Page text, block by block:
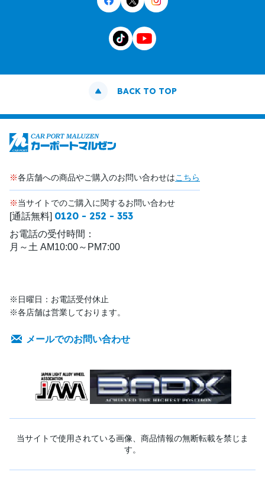
BACK TO TOP
※各店舗への商品やご購入のお問い合わせはこちら
※当サイトでのご購入に関するお問い合わせ
[通話無料] 0120 - 252 - 353
お電話の受付時間：
月～土 AM10:00～PM7:00
※日曜日：お電話受付休止
※各店舗は営業しております。
メールでのお問い合わせ
当サイトで使用されている画像、商品情報の無断転載を禁じま
す。